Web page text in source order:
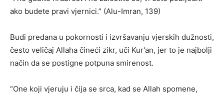
ako budete pravi vjernici.” (Alu-Imran, 139)
Budi predana u pokornosti i izvršavanju vjerskih dužnosti,
često veličaj Allaha čineći zikr, uči Kur'an, jer to je najbolji
način da se postigne potpuna smirenost.
“One koji vjeruju i čija se srca, kad se Allah spomene,